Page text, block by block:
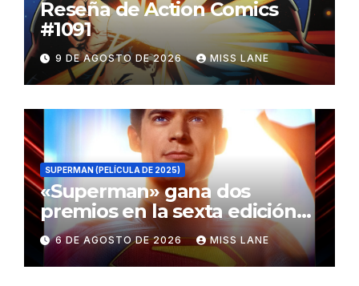
Reseña de Action Comics
#1091
9 DE AGOSTO DE 2026 MISS LANE
SUPERMAN (PELÍCULA DE 2025)
«Superman» gana dos
premios en la sexta edición
de los Critics Choice Super
Awards
6 DE AGOSTO DE 2026 MISS LANE